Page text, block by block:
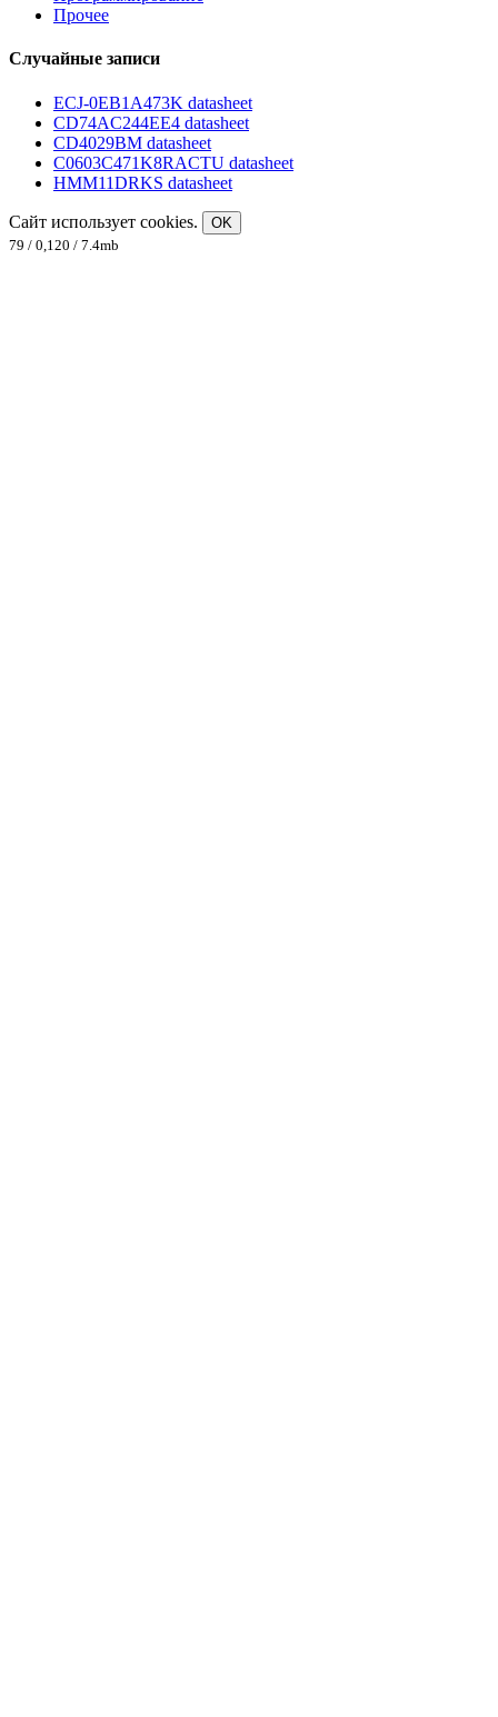
Прочее
Случайные записи
ECJ-0EB1A473K datasheet
CD74AC244EE4 datasheet
CD4029BM datasheet
C0603C471K8RACTU datasheet
HMM11DRKS datasheet
Сайт использует cookies.
OK
79 / 0,120 / 7.4mb